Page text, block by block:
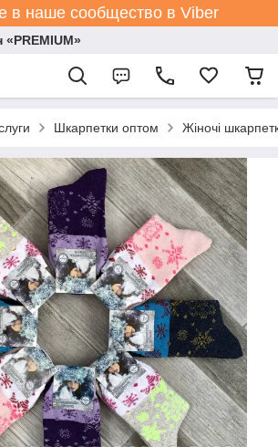
в наше сообщество в Viber
«PREMIUM»
Шкарпетки оптом Жіночі